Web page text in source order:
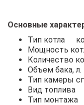
Основные
Тип котла
Мощность
Количество
Объем бака, л.
Тип камеры
Вид топлива
Тип монтажа